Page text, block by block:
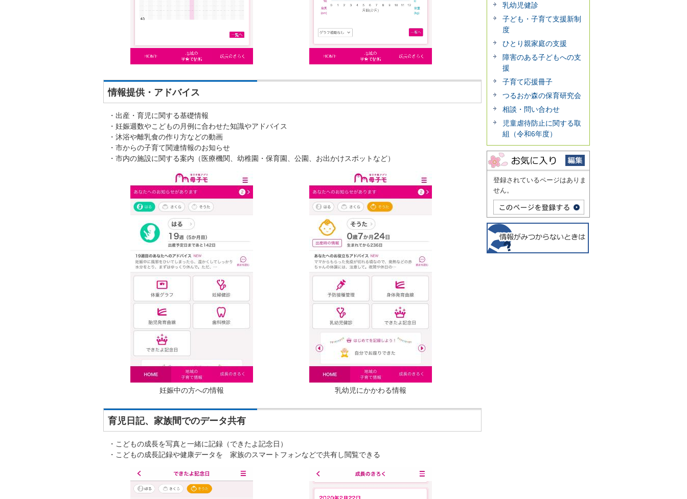
情報提供・アドバイス
・出産・育児に関する基礎情報
・妊娠週数やこどもの月例に合わせた知識やアドバイス
・沐浴や離乳食の作り方などの動画
・市からの子育て関連情報のお知らせ
・市内の施設に関する案内（医療機関、幼稚園・保育園、公園、お出かけスポットなど）
妊娠中の方への情報 乳幼児にかかわる情報
育児日記、家族間でのデータ共有
・こどもの成長を写真と一緒に記録（できたよ記念日）
・こどもの成長記録や健康データを 家族のスマートフォンなどで共有し閲覧できる
乳幼児健診
子ども・子育て支援新制
度
ひとり親家庭の支援
障害のある子どもへの支
援
子育て応援冊子
つるおか森の保育研究会
相談・問い合わせ
児童虐待防止に関する取
組（令和6年度）
登録されているページはありま
せん。